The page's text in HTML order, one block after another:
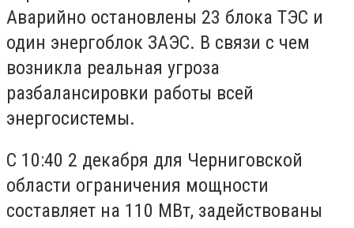
Аварийно остановлены 23 блока ТЭС и
один энергоблок ЗАЭС. В связи с чем
возникла реальная угроза
разбалансировки работы всей
энергосистемы.
С 10:40 2 декабря для Черниговской
области ограничения мощности
составляет на 110 МВт, задействованы